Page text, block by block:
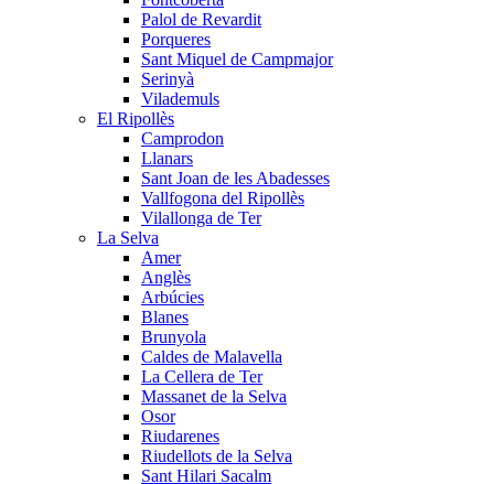
Palol de Revardit
Porqueres
Sant Miquel de Campmajor
Serinyà
Vilademuls
El Ripollès
Camprodon
Llanars
Sant Joan de les Abadesses
Vallfogona del Ripollès
Vilallonga de Ter
La Selva
Amer
Anglès
Arbúcies
Blanes
Brunyola
Caldes de Malavella
La Cellera de Ter
Massanet de la Selva
Osor
Riudarenes
Riudellots de la Selva
Sant Hilari Sacalm